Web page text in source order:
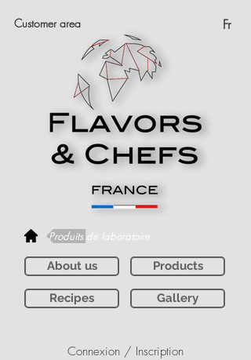
Fr
Customer area
Produits de laboratoire
About us
Recipes
Products
Gallery
Connexion / Inscription